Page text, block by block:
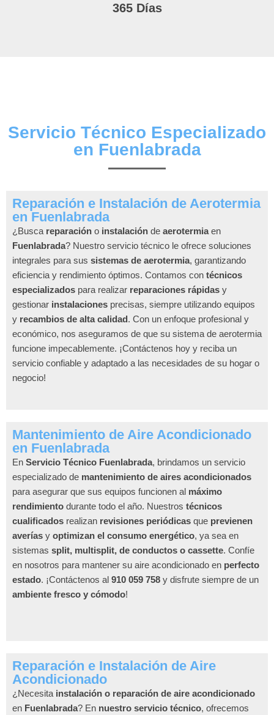
365 Días
Servicio Técnico Especializado
en Fuenlabrada
Reparación e Instalación de Aerotermia
en Fuenlabrada
¿Busca reparación o instalación de aerotermiaen
Fuenlabrada? Nuestro servicio técnico le ofrece soluciones
integrales para sus sistemas de aerotermia, garantizando
eficiencia y rendimiento óptimos. Contamos con técnicos
especializados para realizar reparaciones rápidas y
gestionar instalaciones precisas, siempre utilizando equipos
y recambios de alta calidad. Con un enfoque profesional y
económico, nos aseguramos de que su sistema de aerotermia
funcione impecablemente. ¡Contáctenos hoy y reciba un
servicio confiable y adaptado a las necesidades de su hogar o
negocio!
Mantenimiento de Aire Acondicionado
en Fuenlabrada
En Servicio Técnico Fuenlabrada, brindamos un servicio
especializado de mantenimiento de aires acondicionados
para asegurar que sus equipos funcionen al máximo
rendimiento durante todo el año. Nuestros técnicos
cualificados realizan revisiones periódicas que previenen
averías y optimizan el consumo energético, ya sea en
sistemas split, multisplit, de conductos o cassette. Confíe
en nosotros para mantener su aire acondicionado en perfecto
estado. ¡Contáctenos al 910 059 758 y disfrute siempre de un
ambiente fresco y cómodo!
Reparación e Instalación de Aire
Acondicionado
¿Necesita instalación o reparación de aire acondicionado
en Fuenlabrada? En nuestro servicio técnico, ofrecemos